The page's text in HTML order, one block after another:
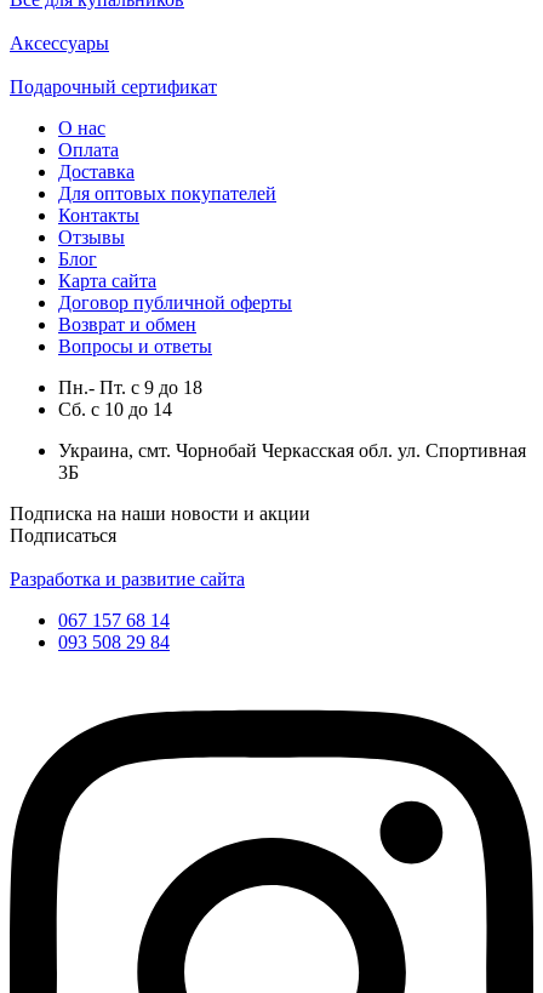
Аксессуары
Подарочный сертификат
О нас
Оплата
Доставка
Для оптовых покупателей
Контакты
Отзывы
Блог
Карта сайта
Договор публичной оферты
Возврат и обмен
Вопросы и ответы
Пн.- Пт. с 9 до 18
Сб. с 10 до 14
Украина, смт. Чорнобай Черкасская обл. ул. Спортивная
3Б
Подписка на наши новости и акции
Подписаться
Разработка и развитие сайта
067 157 68 14
093 508 29 84